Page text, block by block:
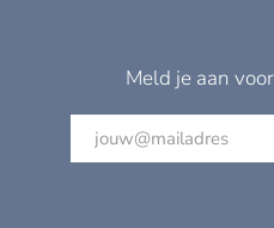
Meld je aan